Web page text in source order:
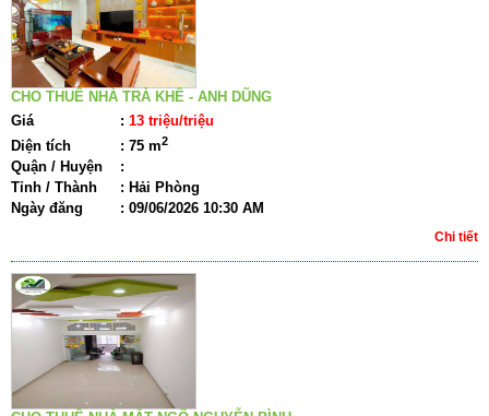
CHO THUÊ NHÀ TRÀ KHÊ - ANH DŨNG
Giá
: 13 triệu/triệu
Diện tích
: 75 m2
Quận / Huyện
:
Tỉnh / Thành
: Hải Phòng
Ngày đăng
: 09/06/2026 10:30 AM
Chi tiết